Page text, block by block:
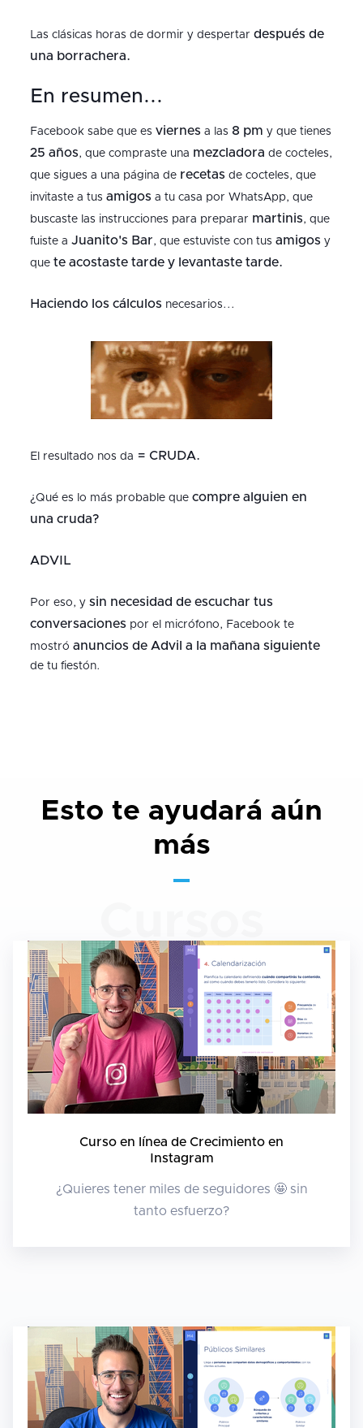
Las clásicas horas de dormir y despertar después de
una borrachera.
En resumen...
Facebook sabe que es viernes a las 8 pm y que tienes
25 años, que compraste una mezcladora de cocteles,
que sigues a una página de recetas de cocteles, que
invitaste a tus amigos a tu casa por WhatsApp, que
buscaste las instrucciones para preparar martinis, que
fuiste a Juanito's Bar, que estuviste con tus amigos y
que te acostaste tarde y levantaste tarde.
Haciendo los cálculos necesarios...
El resultado nos da = CRUDA.
¿Qué es lo más probable que compre alguien en
una cruda?
ADVIL
Por eso, y sin necesidad de escuchar tus
conversaciones por el micrófono, Facebook te
mostró anuncios de Advil a la mañana siguiente
de tu fiestón.
Esto te ayudará aún
más
Curso en línea de Crecimiento en
Instagram
¿Quieres tener miles de seguidores 🤩 sin
tanto esfuerzo?